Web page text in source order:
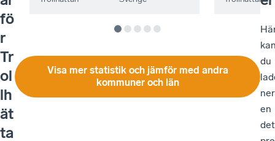
fö
r
Tr
ol
lh
ät
ta
Visa mer statistik och jämför med andra
kommuner och län
du
ner
en